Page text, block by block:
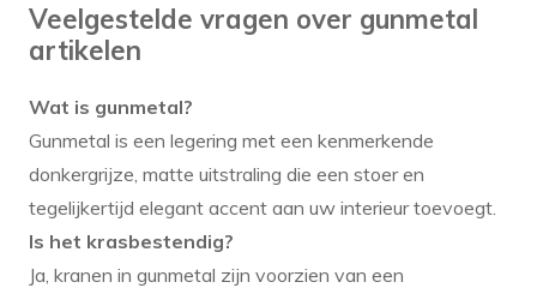
Veelgestelde vragen over gunmetal
artikelen
Wat is gunmetal?
Gunmetal is een legering met een kenmerkende
donkergrijze, matte uitstraling die een stoer en
tegelijkertijd elegant accent aan uw interieur toevoegt.
Is het krasbestendig?
Ja, kranen in gunmetal zijn voorzien van een